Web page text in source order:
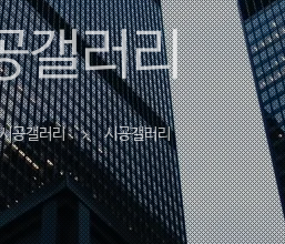
갤러리
시공갤러리 chevron_right 시공갤러리